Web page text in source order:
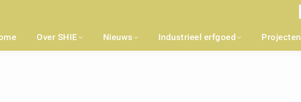
Over SHIE Nieuws Industrieel erfgoed Projecten